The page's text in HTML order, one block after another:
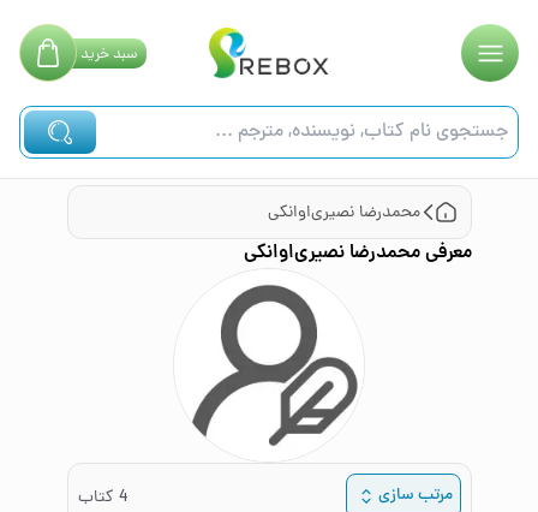
سبدخرید
محمدرضا نصیری‌اوانکی
معرفیمحمدرضا نصیری‌اوانکی
مرتب سازی 4 کتاب